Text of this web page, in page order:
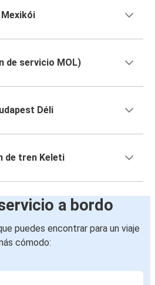
de servicio MOL)
Déli
de tren Keleti
a bordo
puedes encontrar para un viaje
cómodo: